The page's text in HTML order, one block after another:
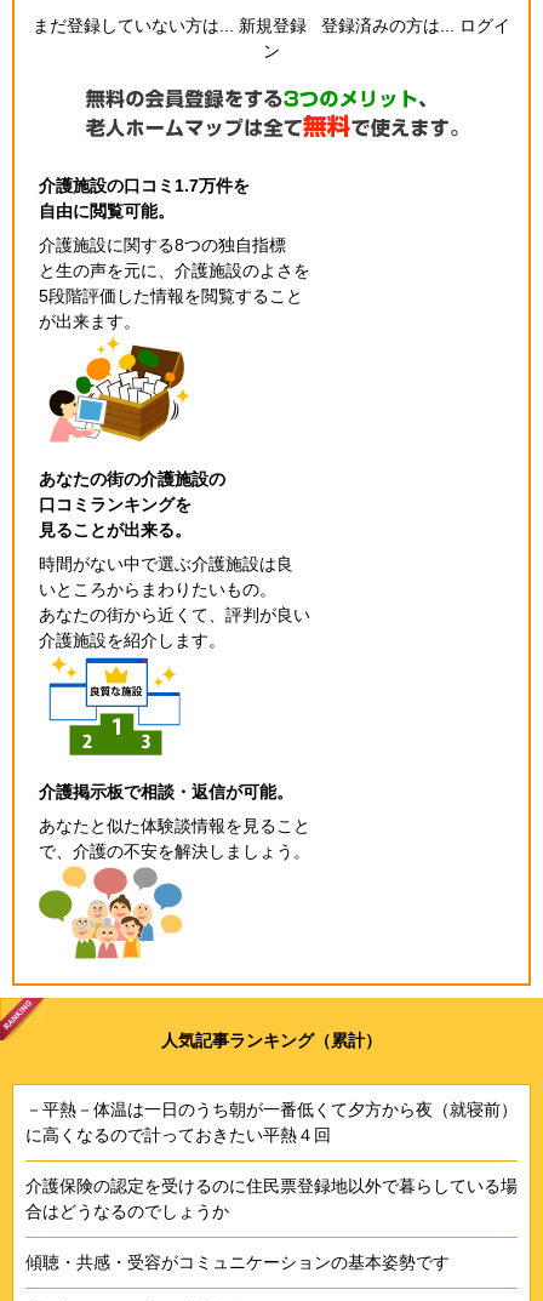
まだ登録していない方は... 新規登録 登録済みの方は...
ログイ
ン
介護施設の口コミ1.7万件を
自由に閲覧可能。
介護施設に関する8つの独自指標
と生の声を元に、介護施設のよさを
5段階評価した情報を閲覧すること
が出来ます。
あなたの街の介護施設の
口コミランキングを
見ることが出来る。
時間がない中で選ぶ介護施設は良
いところからまわりたいもの。
あなたの街から近くて、評判が良い
介護施設を紹介します。
介護掲示板で相談・返信が可能。
あなたと似た体験談情報を見ること
で、介護の不安を解決しましょう。
人気記事ランキング（累計）
－平熱－体温は一日のうち朝が一番低くて夕方から夜（就寝前）
に高くなるので計っておきたい平熱４回
介護保険の認定を受けるのに住民票登録地以外で暮らしている場
合はどうなるのでしょうか
傾聴・共感・受容がコミュニケーションの基本姿勢です